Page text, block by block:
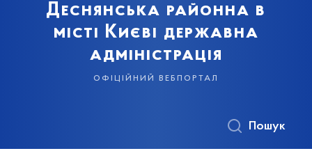
Деснянська районна в
місті Києві державна
адміністрація
офіційний вебпортал
Пошук